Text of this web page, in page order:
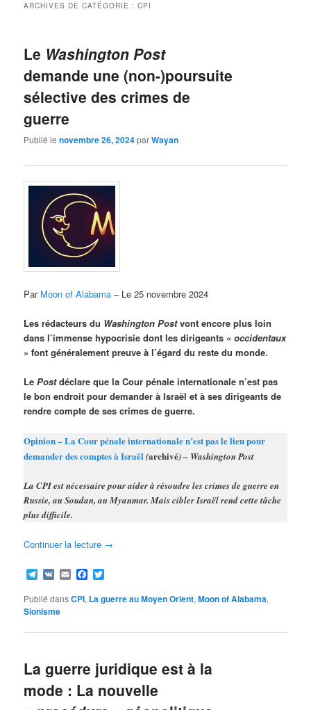
ARCHIVES DE CATÉGORIE :CPI
Le Washington Post
demande une (non-)poursuite
sélective des crimes de
guerre
Publié lenovembre 26, 2024parWayan
Par Moon of Alabama – Le 25 novembre 2024
Les rédacteurs du Washington Postvont encore plus loin
dans l’immense hypocrisie dont les dirigeants «occidentaux
» font généralement preuve à l’égard du reste du monde.
LePostdéclare que la Cour pénale internationale n’est pas
le bon endroit pour demander à Israël et à ses dirigeants de
rendre compte de ses crimes de guerre.
Opinion – La Cour pénale internationale n’est pas le lieu pour
demander des comptes à Israël (archivé) – Washington Post
La CPI est nécessaire pour aider à résoudre les crimes de guerre en
Russie, au Soudan, au Myanmar. Mais cibler Israël rend cette tâche
plus difficile.
Continuer la lecture →
Telegram
VK EmailFacebook
Publié dansCPI, La guerre au Moyen Orient,Moon of Alabama,
Sionisme
La guerre juridique est à la
mode : La nouvelle